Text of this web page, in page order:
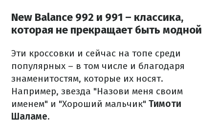
New Balance 992 и 991 – классика,
которая не прекращает быть модной
Эти кроссовки и сейчас на топе среди
популярных – в том числе и благодаря
знаменитостям, которые их носят.
Например, звезда "Назови меня своим
именем" и "Хороший мальчик" Тимоти
Шаламе.